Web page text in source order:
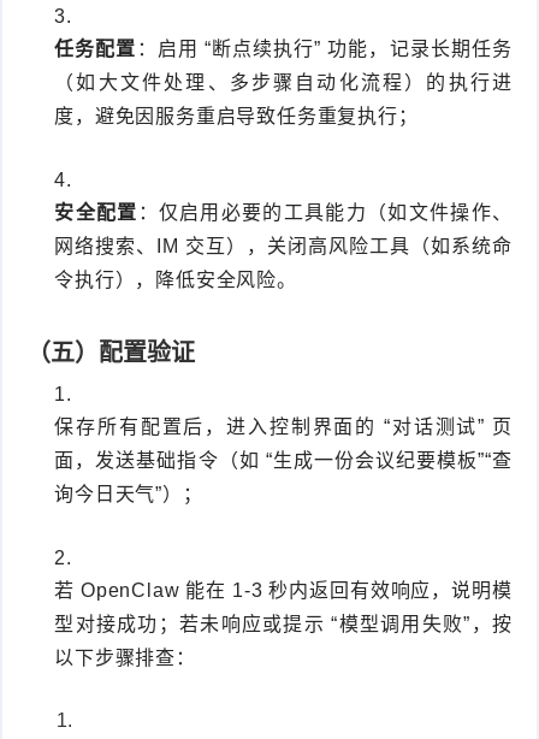
任务配置 ：启用 “断点续执行” 功能，记录长期任务
（如大文件处理、多步骤自动化流程）的执行进
度，避免因服务重启导致任务重复执行；
安全配置 ：仅启用必要的工具能力（如文件操作、
网络搜索、IM 交互），关闭高风险工具（如系统命
令执行），降低安全风险。
（五）配置验证
保存所有配置后，进入控制界面的 “对话测试” 页
面，发送基础指令（如 “生成一份会议纪要模板”“查
询今日天气”）；
若 OpenClaw 能在 1-3 秒内返回有效响应，说明模
型对接成功；若未响应或提示 “模型调用失败”，按
以下步骤排查：